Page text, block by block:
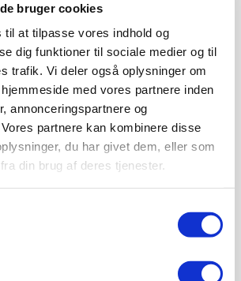
bruger cookies
til at tilpasse vores indhold og
dig funktioner til sociale medier og til
trafik. Vi deler også oplysninger om
med vores partnere inden
annonceringspartnere og
partnere kan kombinere disse
du har givet dem, eller som
din brug af deres tjenester.
Kramp
Roskilde
7.30-16.00
16.00